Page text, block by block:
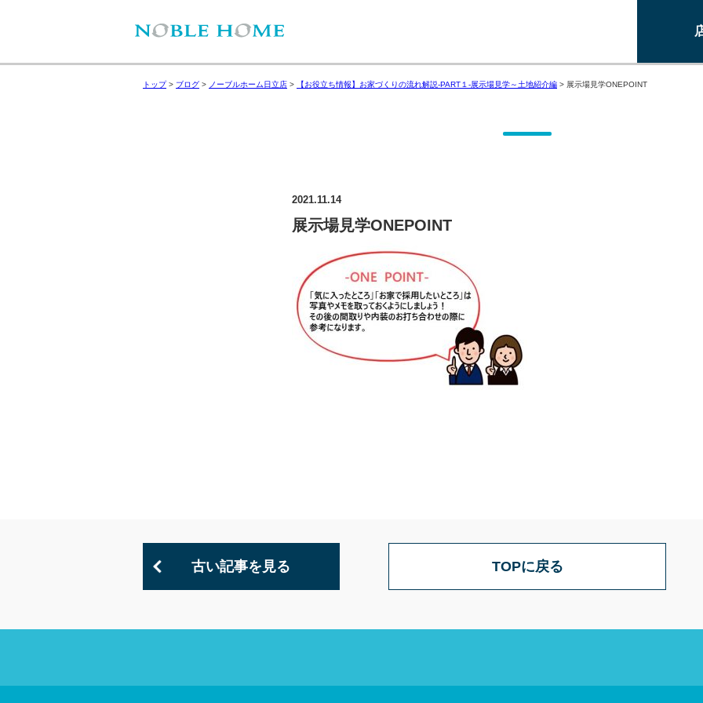
トップ> ブログ > ノーブルホーム日立店 > 【お役立ち情報】お家づくりの流れ解説-PART１-展示場見学～土地紹介編 > 展示場見学ONEPOINT
2021.11.14
展示場見学ONEPOINT
古い記事を見る TOPに戻る